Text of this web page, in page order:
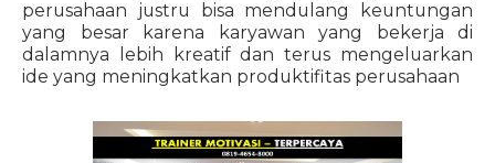
perusahaan justru bisa mendulang keuntungan
yang besar karena karyawan yang bekerja di
dalamnya lebih kreatif dan terus mengeluarkan
ide yang meningkatkan produktifitas perusahaan